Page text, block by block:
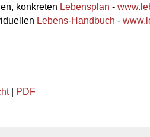
konkreten Lebensplan -
Lebens-Handbuch -
| PDF